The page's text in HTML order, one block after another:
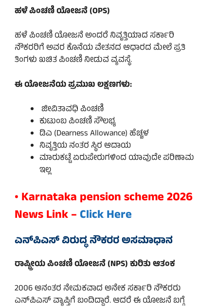
ಹಳೆ ಪಿಂಚಣಿ ಯೋಜನೆ (OPS)
ಹಳೆ ಪಿಂಚಣಿ ಯೋಜನೆ ಅಂದರೆ ನಿವೃತ್ತಿಯಾದ ಸರ್ಕಾರಿ
ನೌಕರರಿಗೆ ಅವರ ಕೊನೆಯ ವೇತನದ ಆಧಾರದ ಮೇಲೆ ಪ್ರತಿ
ತಿಂಗಳು ಖಚಿತ ಪಿಂಚಣಿ ನೀಡುವ ವ್ಯವಸ್ಥೆ.
ಈ ಯೋಜನೆಯ ಪ್ರಮುಖ ಲಕ್ಷಣಗಳು:
ಜೀವಿತಾವಧಿ ಪಿಂಚಣಿ
ಕುಟುಂಬ ಪಿಂಚಣಿ ಸೌಲಭ್ಯ
ಡಿಎ (Dearness Allowance) ಹೆಚ್ಚಳ
ನಿವೃತ್ತಿಯ ನಂತರ ಸ್ಥಿರ ಆದಾಯ
ಮಾರುಕಟ್ಟೆ ಏರುಪೇರುಗಳಿಂದ ಯಾವುದೇ ಪರಿಣಾಮ
ಇಲ್ಲ
• Karnataka pension scheme 2026
News Link – Click Here
ಎನ್‌ಪಿಎಸ್ ವಿರುದ್ಧ ನೌಕರರ ಅಸಮಾಧಾನ
ರಾಷ್ಟ್ರೀಯ ಪಿಂಚಣಿ ಯೋಜನೆ (NPS) ಕುರಿತು ಆತಂಕ
2006 ಆನಂತರ ನೇಮಕವಾದ ಅನೇಕ ಸರ್ಕಾರಿ ನೌಕರರು
ಎನ್‌ಪಿಎಸ್ ವ್ಯಾಪ್ತಿಗೆ ಬಂದಿದ್ದಾರೆ. ಆದರೆ ಈ ಯೋಜನೆ ಬಗ್ಗೆ